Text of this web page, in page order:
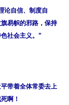
论自信、制度自
易帜的邪路，保持
社会主义。”
带着全体常委去上
啊！